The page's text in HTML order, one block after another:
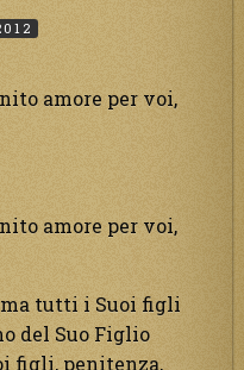
amore per voi,
amore per voi,
tutti i Suoi figli
del Suo Figlio
figli, penitenza,